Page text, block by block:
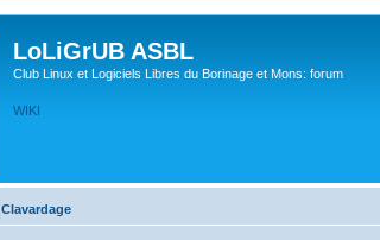
LoLiGrUB ASBL
Club Linux et Logiciels Libres du Borinage et Mons: forum
WIKI
Clavardage